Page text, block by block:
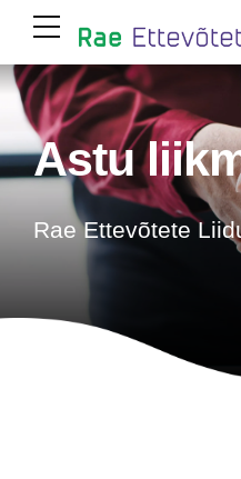
Astu
Rae Ettevõtete